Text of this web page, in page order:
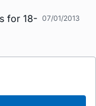
for 18- 07/01/2013